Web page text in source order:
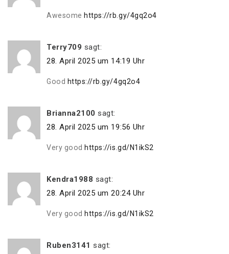
Awesome https://rb.gy/4gq2o4
Terry709 sagt:
28. April 2025 um 14:19 Uhr
Good https://rb.gy/4gq2o4
Brianna2100 sagt:
28. April 2025 um 19:56 Uhr
Very good https://is.gd/N1ikS2
Kendra1988 sagt:
28. April 2025 um 20:24 Uhr
Very good https://is.gd/N1ikS2
Ruben3141 sagt: